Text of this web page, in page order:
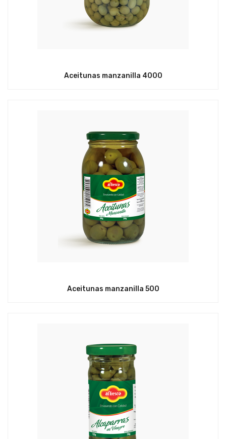
Aceitunas manzanilla 4000
Aceitunas manzanilla 500